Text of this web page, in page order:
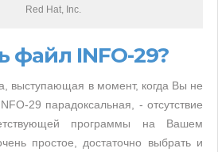
Red Hat, Inc.
файл INFO-29?
выступающая в момент, когда Вы не
29 парадоксальная, - отсутствие
программы на Вашем
простое, достаточно выбрать и